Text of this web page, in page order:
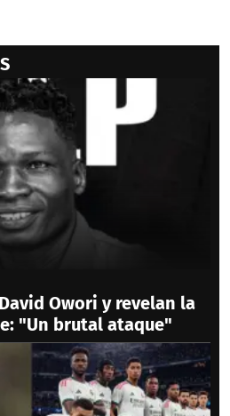
Owori y revelan la
"Un brutal ataque"